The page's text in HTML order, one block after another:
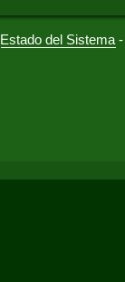
Estado del Sistema -